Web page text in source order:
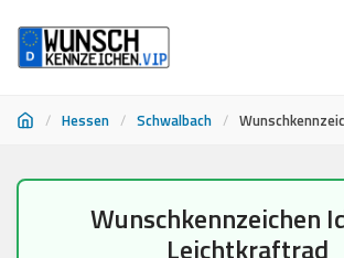
/ Hessen / Schwalbach /
Wunschkennzeichen
Leichtkraftrad